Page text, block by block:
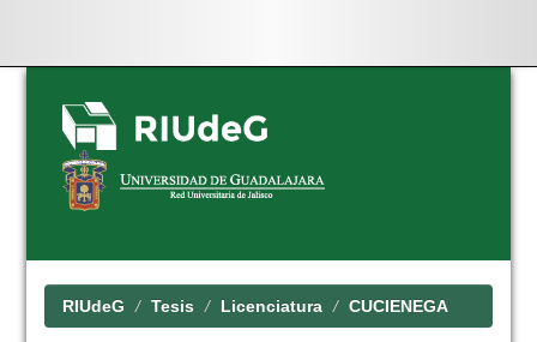
Skip
navigation
RIUdeG Tesis Licenciatura CUCIENEGA